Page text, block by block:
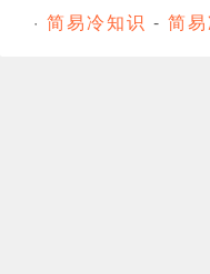
· 简易冷知识 - 简